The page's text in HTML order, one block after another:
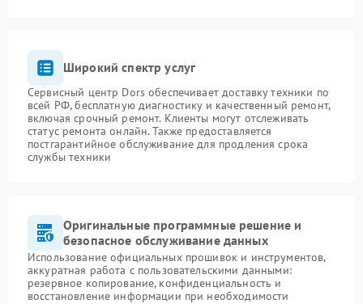
Широкий спектр услуг
Сервисный центр Dors обеспечивает доставку техники по
всей РФ, бесплатную диагностику и качественный ремонт,
включая срочный ремонт. Клиенты могут отслеживать
статус ремонта онлайн. Также предоставляется
постгарантийное обслуживание для продления срока
службы техники
Оригинальные программные решение и
безопасное обслуживание данных
Использование официальных прошивок и инструментов,
аккуратная работа с пользовательскими данными:
резервное копирование, конфиденциальность и
восстановление информации при необходимости